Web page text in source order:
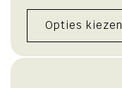
prijs
Opties kiezen